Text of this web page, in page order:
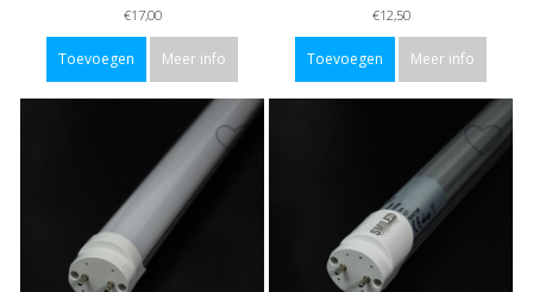
€17,00
Toevoegen Meer info
€12,50
Toevoegen Meer info